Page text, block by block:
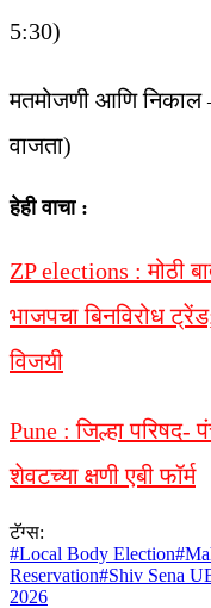
5:30)
मतमोजणी आणि निकाल
वाजता)
हेही वाचा :
ZP elections : मोठी
भाजपचा बिनविरोध
विजयी
Pune : जिल्हा परिषद-
शेवटच्या क्षणी एबी फॉर्म
टॅग्स:
#Local Body Election#
Reservation#Shiv Sena
2026